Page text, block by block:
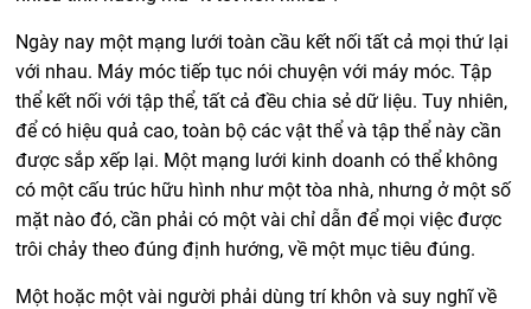
Ngày nay một mạng lưới toàn cầu kết nối tất cả mọi thứ lại
với nhau. Máy móc tiếp tục nói chuyện với máy móc. Tập
thể kết nối với tập thể, tất cả đều chia sẻ dữ liệu. Tuy nhiên,
để có hiệu quả cao, toàn bộ các vật thể và tập thể này cần
được sắp xếp lại. Một mạng lưới kinh doanh có thể không
có một cấu trúc hữu hình như một tòa nhà, nhưng ở một số
mặt nào đó, cần phải có một vài chỉ dẫn để mọi việc được
trôi chảy theo đúng định hướng, về một mục tiêu đúng.
Một hoặc một vài người phải dùng trí khôn và suy nghĩ về